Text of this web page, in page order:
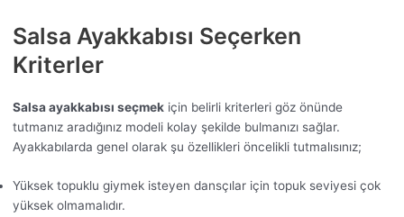
Salsa Ayakkabısı Seçerken
Kriterler
Salsa ayakkabısı seçmekiçin belirli kriterleri göz önünde
tutmanız aradığınız modeli kolay şekilde bulmanızı sağlar.
Ayakkabılarda genel olarak şu özellikleri öncelikli tutmalısınız;
Yüksek topuklu giymek isteyen dansçılar için topuk seviyesi çok
yüksek olmamalıdır.